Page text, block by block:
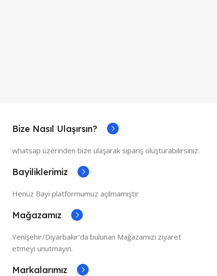
Bize Nasıl Ulaşırsın?
whatsap üzerinden bize ulaşarak sipariş oluşturabilirsiniz.
Bayiliklerimiz
Henüz Bayi platformumuz açılmamıştır
Mağazamız
Yenişehir/Diyarbakır'da bulunan Mağazamızı ziyaret
etmeyi unutmayın.
Markalarımız